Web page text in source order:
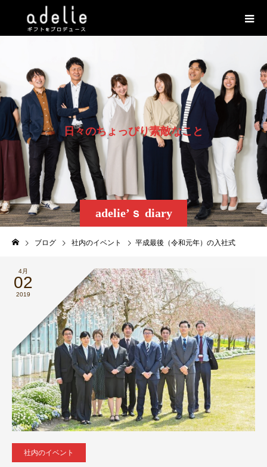
adelie’ｓ diary
日々のちょ っぴり素敵なこ と
ブログ 社内のイベント 平成最後（令和元年）の入社式
4月
02
2019
社内のイベント